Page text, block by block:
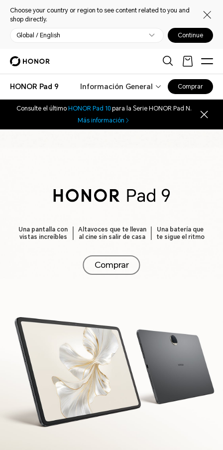
Choose your country or region to see content related to you and
shop directly.
Global / English Continue
HONOR Pad 9 Información General Comprar
Consulte el último HONOR Pad 10 para la Serie HONOR Pad N.
Más información
Una pantalla con
vistas increíbles
Altavoces que te llevan
al cine sin salir de casa
Una batería que
te sigue el ritmo
Comprar